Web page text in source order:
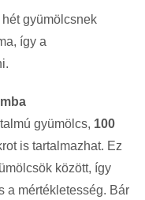
hét gyümölcsnek
így a
gyümölcs, 100
is tartalmazhat. Ez
között, így
a mértékletesség. Bár